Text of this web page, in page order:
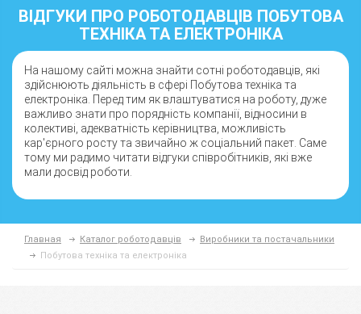
ВІДГУКИ ПРО РОБОТОДАВЦІВ ПОБУТОВА
ТЕХНІКА ТА ЕЛЕКТРОНІКА
На нашому сайті можна знайти сотні роботодавців, які
здійснюють діяльність в сфері Побутова техніка та
електроніка. Перед тим як влаштуватися на роботу, дуже
важливо знати про порядність компанії, відносини в
колективі, адекватність керівництва, можливість
кар'єрного росту та звичайно ж соціальний пакет. Саме
тому ми радимо читати відгуки співробітників, які вже
мали досвід роботи.
Главная Каталог роботодавців
Виробники та постачальники
Побутова техніка та електроніка